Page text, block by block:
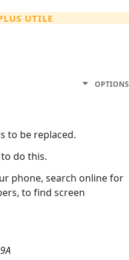
UTILE
OPTIONS
to be replaced.
do this.
phone, search online for
to find screen